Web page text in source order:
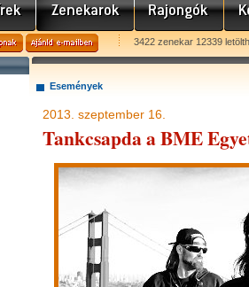
3422 zenekar 12339
Események
2013. szeptember 16.
Tankcsapda a BME